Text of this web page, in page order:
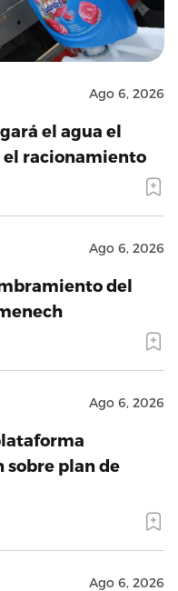
Ago 6, 2026
el agua el
el racionamiento
Ago 6, 2026
del
Ago 6, 2026
sobre plan de
Ago 6, 2026